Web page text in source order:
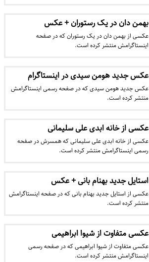
بهمن دان در یک رستوران + عکس
عکسی از بهمن دان در یک رستوران که در صفحه
اینستاگرامش منتشر کرده است.
عکس جدید هومن سیدی در اینستاگرام
عکس جدید هومن سیدی که در صفحه رسمی اینستاگرامش
منتشر کرده است.
عکسی از خانه ابدی علی سلیمانی
عکسی از خانه ابدی علی سلیمانی که همسرش در صفحه
رسمی اینستاگرامش منتشر کرده است.
استایل جدید بهنام بانی + عکس
عکسی از استایل جدید بهنام بانی که در صفحه اینستاگرامش
منتشر کرده است.
عکسی متفاوت از شیوا ابراهیمی
عکسی متفاوت از شیوا ابراهیمی که در صفحه رسمی
اینستاگرامش منتشر کرده است.